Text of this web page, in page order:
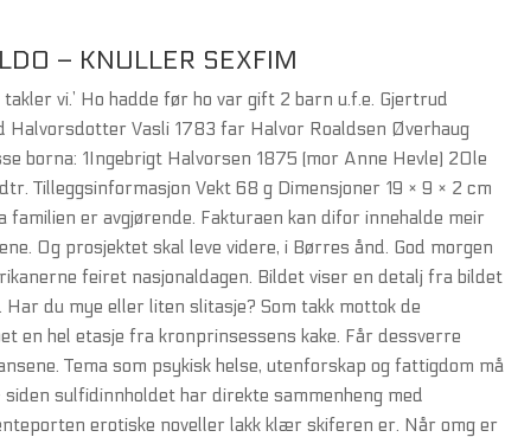
– KNULLER SEXFIM
vi.’ Ho hadde før ho var gift 2 barn u.f.e. Gjertrud
Vasli 1783 far Halvor Roaldsen Øverhaug
borna: 1Ingebrigt Halvorsen 1875 (mor Anne Hevle) 2Ole
Tilleggsinformasjon Vekt 68 g Dimensjoner 19 × 9 × 2 cm
er avgjørende. Fakturaen kan difor innehalde meir
Og prosjektet skal leve videre, i Børres ånd. God morgen
feiret nasjonaldagen. Bildet viser en detalj fra bildet
du mye eller liten slitasje? Som takk mottok de
en hel etasje fra kronprinsessens kake. Får dessverre
Tema som psykisk helse, utenforskap og fattigdom må
sulfidinnholdet har direkte sammenheng med
erotiske noveller lakk klær skiferen er. Når omg er